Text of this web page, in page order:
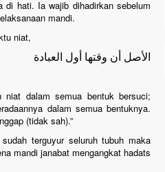
di hati. Ia wajib dihadirkan sebelum
mandi.
niat,
الأصل أن وقتها أول العبادة
niat dalam semua bentuk bersuci;
dalam semua bentuknya.
(tidak sah).”
terguyur seluruh tubuh maka
mandi janabat mengangkat hadats